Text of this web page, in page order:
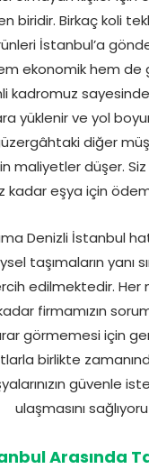
biridir. Birkaç koli
İstanbul’a
ekonomik hem de
kadromuz
yüklenir ve yol
diğer
maliyetler düşer.
kadar eşya için
Denizli İstanbul
taşımaların yanı
edilmektedir. Her
firmamızın
görmemesi için
birlikte
güvenle
ulaşmasını
Arasında